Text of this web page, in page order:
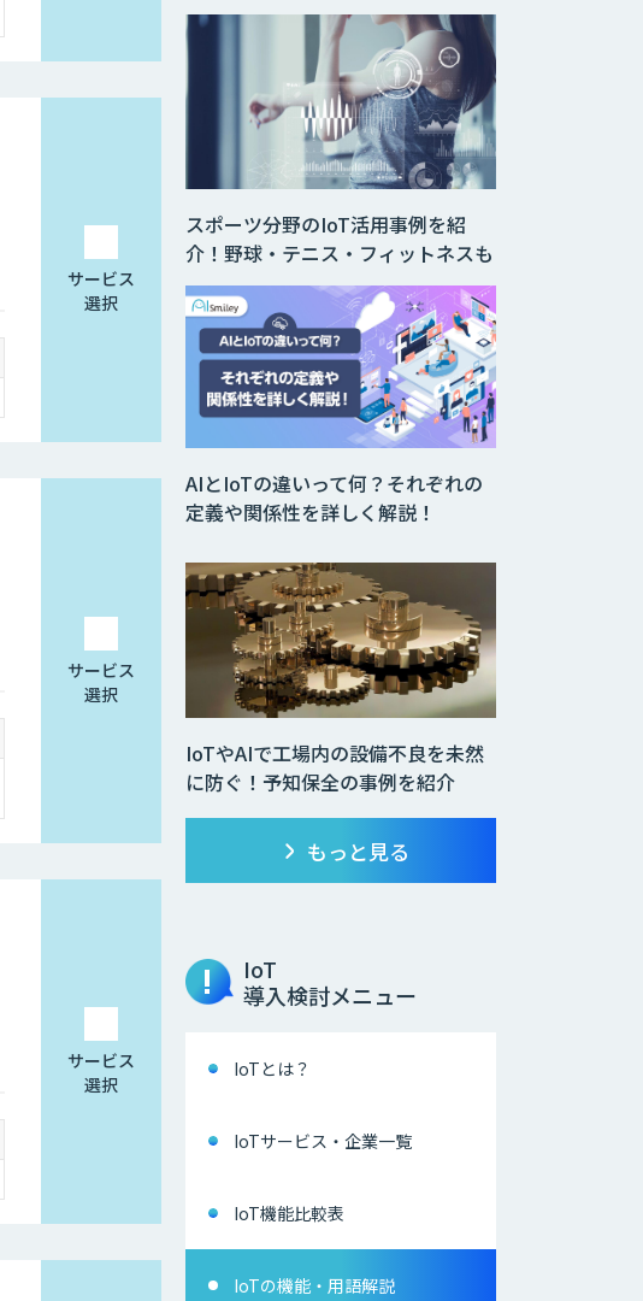
サービス
選択
サービス
選択
サービス
選択
AIとIoTの違いって何？それぞれの
定義や関係性を詳しく解説！
IoTやAIで工場内の設備不良を未然
に防ぐ！予知保全の事例を紹介
スポーツ分野のIoT活用事例を紹
介！野球・テニス・フィットネスも
もっと見る
IoT
導入検討メニュー
IoTとは？
IoTサービス・企業一覧
IoT機能比較表
IoTの機能・用語解説